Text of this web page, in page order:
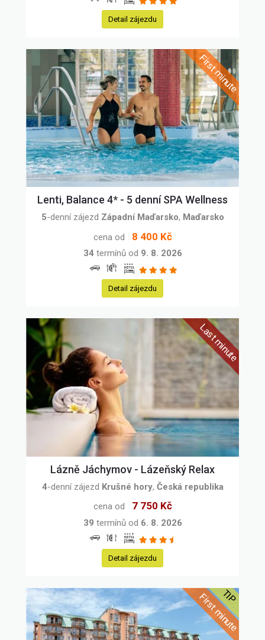
Detail zájezdu
Lenti, Balance 4* - 5 denní SPA Wellness
5-denní zájezd Západní Maďarsko, Maďarsko
cena od
8 400 Kč
34termínů od 9. 8. 2026
Detail zájezdu
Lázně Jáchymov - Lázeňský Relax
4-denní zájezd Krušné hory, Česká republika
cena od
7 750 Kč
39 termínů od 6. 8. 2026
Detail zájezdu